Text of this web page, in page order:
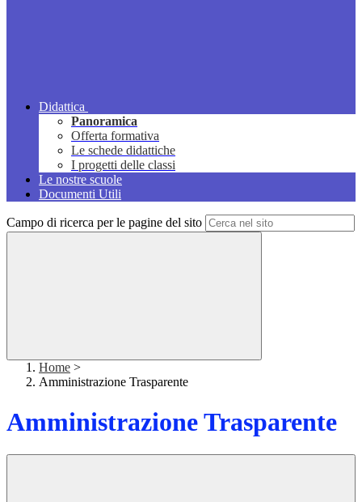
Didattica
Panoramica
Offerta formativa
Le schede didattiche
I progetti delle classi
Le nostre scuole
Documenti Utili
Campo di ricerca per le pagine del sito
Home >
Amministrazione Trasparente
Amministrazione Trasparente